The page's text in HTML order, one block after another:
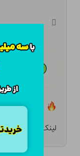
تعداد ۵ عدد در انبار موجود است
لینک کوتاه: